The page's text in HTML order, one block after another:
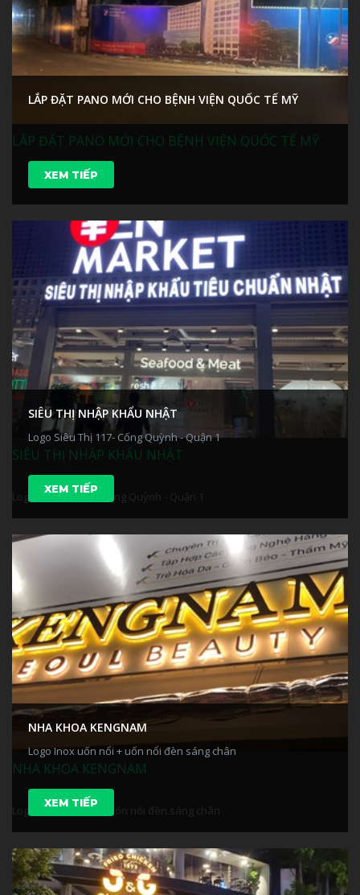
LẮP ĐẶT PANO MỚI CHO BỆNH VIỆN QUỐC TẾ MỸ
XEM TIẾP
LẮP ĐẶT PANO MỚI CHO BỆNH VIỆN QUỐC TẾ MỸ
SIÊU THỊ NHẬP KHẨU NHẬT
Logo Siêu Thị 117- Cống Quỳnh - Quận 1
XEM TIẾP
SIÊU THỊ NHẬP KHẨU NHẬT
Logo Siêu Thị 117- Cống Quỳnh - Quận 1
NHA KHOA KENGNAM
Logo Inox uốn nổi + uốn nổi đèn sáng chân
XEM TIẾP
NHA KHOA KENGNAM
Logo Inox uốn nổi + uốn nổi đèn sáng chân